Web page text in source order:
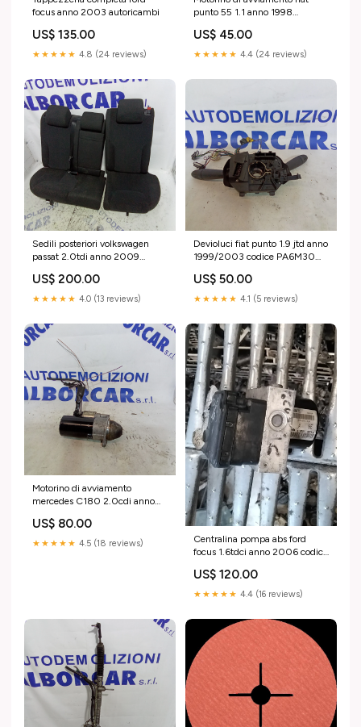
focus anno 2003 autoricambi
US$ 135.00
★★★★★ 4.8 (24 reviews)
punto 55 1.1 anno 1998
US$ 45.00
★★★★★ 4.4 (24 reviews)
Sedili posteriori volkswagen
passat 2.0tdi anno 2009
US$ 200.00
★★★★★ 4.0 (13 reviews)
Devioluci fiat punto 1.9 jtd anno
1999/2003 codice PA6M30
US$ 50.00
★★★★★ 4.1 (5 reviews)
Motorino di avviamento
mercedes C180 2.0cdi anno
autoricambi
US$ 80.00
★★★★★ 4.5 (18 reviews)
Centralina pompa abs ford
focus 1.6tdci anno 2006 codice
US$ 120.00
★★★★★ 4.4 (16 reviews)